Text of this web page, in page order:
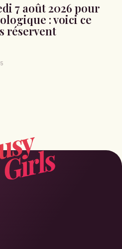
7 août 2026 pour
: voici ce
réservent